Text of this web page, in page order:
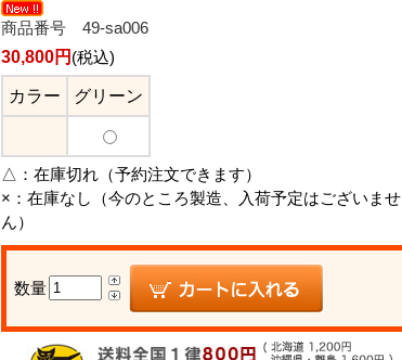
商品番号 49-sa006
30,800円 (税込)
カラー グリーン
△： 在庫切れ（予約注文できます）
×： 在庫なし（今のところ製造、入荷予定はございませ
ん）
数量